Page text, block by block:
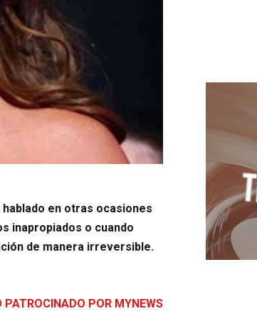
hablado en otras ocasiones
inapropiados o cuando
de manera irreversible.
PATROCINADO POR MYNEWS